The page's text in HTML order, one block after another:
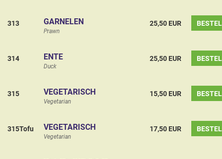
313 GARNELEN
Prawn
25,50 EUR
314 ENTE
Duck
25,50 EUR
315 VEGETARISCH
Vegetarian
15,50 EUR
315Tofu VEGETARISCH
Vegetarian
17,50 EUR